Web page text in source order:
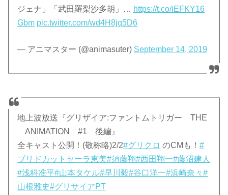
ジェナ」「武田羅梨沙多胡」… https://t.co/iEFKY16
Gbm pic.twitter.com/wd4H8jq5D6
— アニマスター (@animasuter) September 14, 2019
地上波放送『グリザイア:ファントムトリガー THE
ANIMATION #1 後編』
全キャスト公開！(敬称略)2/2#グリクロ のCMも！#
ブリドカットセーラ恵美#須藤翔#西田翔一#藤沼建人
#浅科准平#山本タケル#早川毅#谷口洋一#浜崎奈々#
山根雅史#グリサイアPT